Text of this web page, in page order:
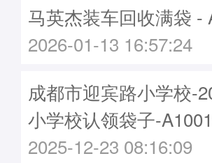
马英杰装车回收满袋 -
2026-01-13 16:57:24
成都市迎宾路小学校-
小学校认领袋子-
2025-12-23 08:16:09